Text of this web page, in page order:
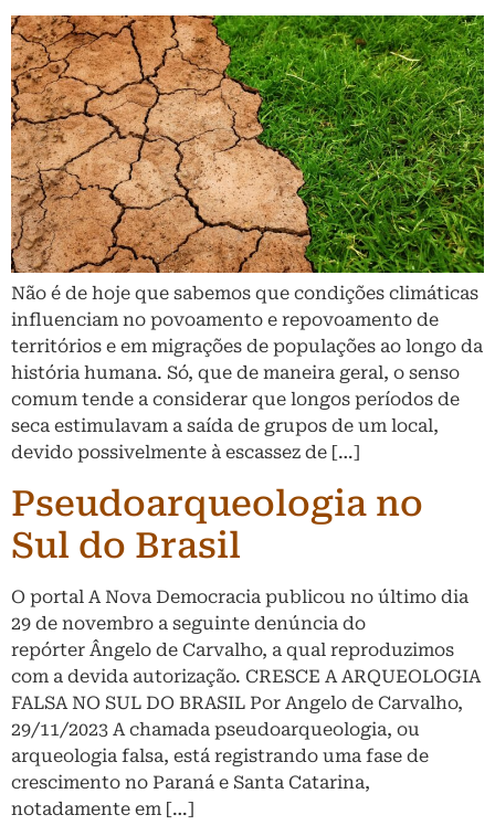
Não é de hoje que sabemos que condições climáticas
influenciam no povoamento e repovoamento de
territórios e em migrações de populações ao longo da
história humana. Só, que de maneira geral, o senso
comum tende a considerar que longos períodos de
seca estimulavam a saída de grupos de um local,
devido possivelmente à escassez de […]
Pseudoarqueologia no
Sul do Brasil
O portal A Nova Democracia publicou no último dia
29 de novembro a seguinte denúncia do
repórter Ângelo de Carvalho, a qual reproduzimos
com a devida autorização. CRESCE A ARQUEOLOGIA
FALSA NO SUL DO BRASIL Por Angelo de Carvalho,
29/11/2023 A chamada pseudoarqueologia, ou
arqueologia falsa, está registrando uma fase de
crescimento no Paraná e Santa Catarina,
notadamente em […]